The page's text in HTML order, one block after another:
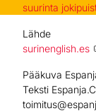
suurinta
Lähde
surinenglish.es
Pääkuva
Teksti